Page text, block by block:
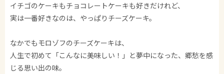
イチゴのケーキもチョコレートケーキも好きだけれど、
実は一番好きなのは、やっぱりチーズケーキ。
なかでもモロゾフのチーズケーキは、
人生で初めて「こんなに美味しい！」と夢中になった、郷愁を感
じる思い出の味。